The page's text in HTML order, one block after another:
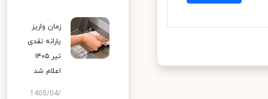
زمان واریز
یارانه نقدی
تیر ۱۴۰۵
اعلام شد
1405/04/